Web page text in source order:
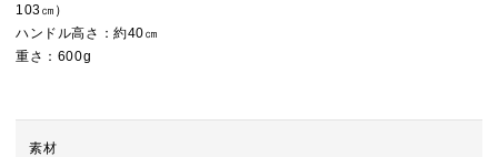
103㎝）
ハンドル高さ：約40㎝
重さ：600g
素材